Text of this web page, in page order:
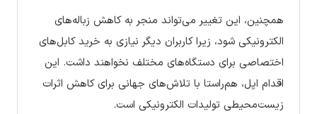
همچنین، این تغییر می‌تواند منجر به کاهش زباله‌های
الکترونیکی شود، زیرا کاربران دیگر نیازی به خرید کابل‌های
اختصاصی برای دستگاه‌های مختلف نخواهند داشت. این
اقدام اپل، هم‌راستا با تلاش‌های جهانی برای کاهش اثرات
زیست‌محیطی تولیدات الکترونیکی است.